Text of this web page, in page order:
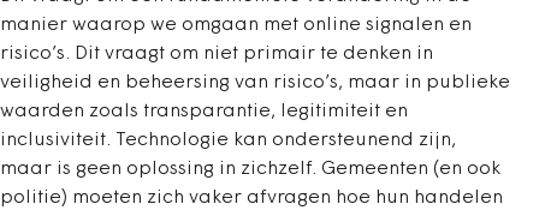
manier waarop we omgaan met online signalen en
risico’s. Dit vraagt om niet primair te denken in
veiligheid en beheersing van risico’s, maar in publieke
waarden zoals transparantie, legitimiteit en
inclusiviteit. Technologie kan ondersteunend zijn,
maar is geen oplossing in zichzelf. Gemeenten (en ook
politie) moeten zich vaker afvragen hoe hun handelen